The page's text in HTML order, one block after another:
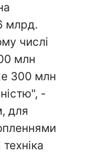
млрд.
числі
млн
300 млн
-
для